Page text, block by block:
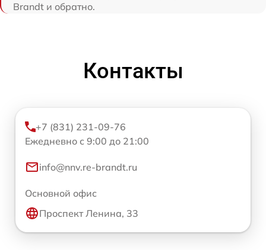
Brandt и обратно.
Контакты
+7 (831) 231-09-76
Ежедневно с 9:00 до 21:00
info@nnv.re-brandt.ru
Основной офис
Проспект Ленина, 33